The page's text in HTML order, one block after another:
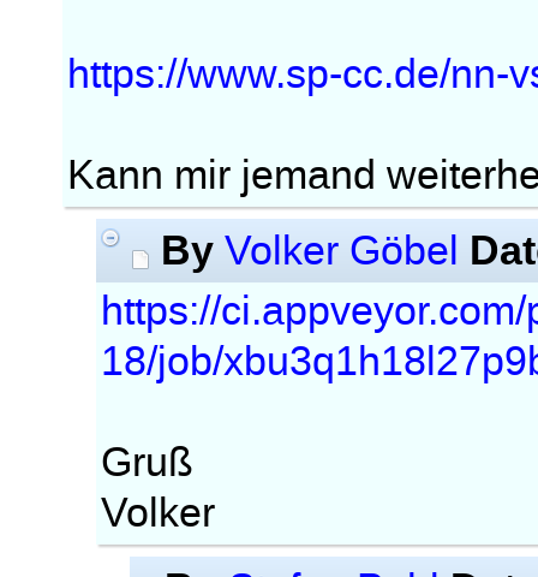
https://www.sp-cc.de/nn-
Kann mir jemand
By Volker Göbel
https://
18/job/
Gruß
Volker